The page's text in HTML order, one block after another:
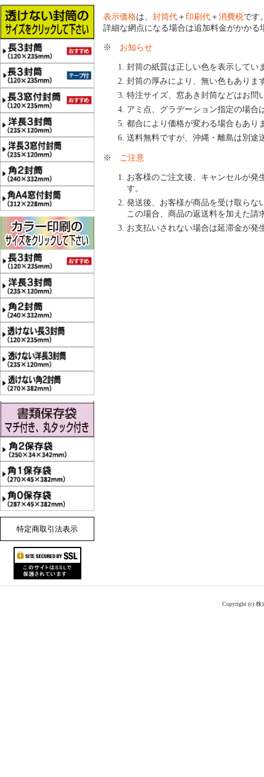
特定商取引法表示
表示価格は、 封筒代 ＋ 印刷代 ＋ 消費税です
詳細な網点になる場合は追加料金がかかる
※ お知らせ
封筒の紙質は正しい色を表示してい
封筒の厚みにより、無い色もありま
特注サイズ、窓あき封筒などはお問
アミ点、グラデーション指定の場合
都合により価格が変わる場合もあり
送料無料ですが、沖縄・離島は別途
※ ご注意
お客様のご注文後、キャンセルが発
す。
発送後、お客様が商品を受け取らな
この場合、商品の返送料を加えた請
お支払いされない場合は延滞金が発
Copyright (c)